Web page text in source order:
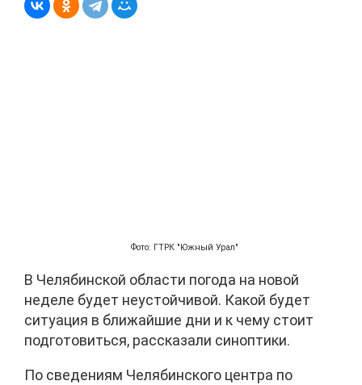
Фото: ГТРК "Южный Урал"
В Челябинской области погода на новой
неделе будет неустойчивой. Какой будет
ситуация в ближайшие дни и к чему стоит
подготовиться, рассказали синоптики.
По сведениям Челябинского центра по